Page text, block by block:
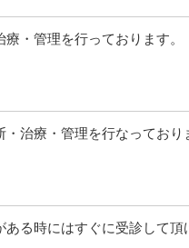
・管理を行っております。
治療・管理を行なっており
る時にはすぐに受診して頂